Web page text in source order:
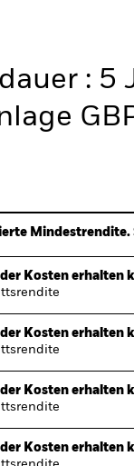
: 5
der Kosten erhalten
der Kosten erhalten
der Kosten erhalten
der Kosten erhalten